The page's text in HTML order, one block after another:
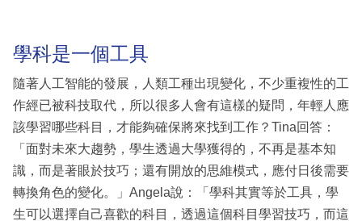
學科是一個工具
隨著人工智能的發展，人類工種出現變化，不少重複性的工
作經已被科技取代，所以很多人會有這樣的疑問，年輕人應
該學習哪些科目，才能夠確保將來找到工作？Tina回答：
「面對未來大趨勢，學生透過大學獲得的，不再是基本知
識，而是著眼於技巧；還有開放的思維模式，應付日後需要
轉換角色的變化。」Angela說：「學科其實等於工具，學
生可以選擇自己喜歡的科目，透過這個科目學習技巧，而這